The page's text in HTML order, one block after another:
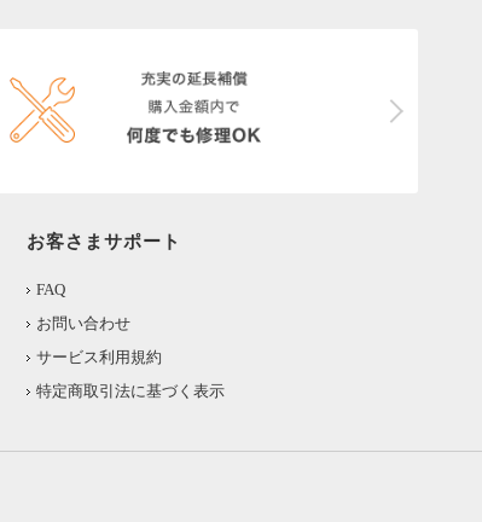
お客さまサポート
FAQ
お問い合わせ
サービス利用規約
特定商取引法に基づく表示